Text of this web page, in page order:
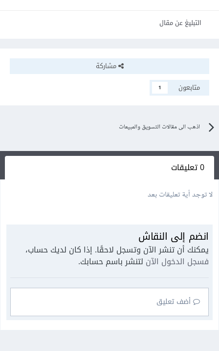
التبليغ عن مقال
مشاركة
متابعون
1
اذهب الى مقالات التسويق والمبيعات
0 تعليقات
لا توجد أية تعليقات بعد
انضم إلى النقاش
يمكنك أن تنشر الآن وتسجل لاحقًا. إذا كان لديك حساب،
فسجل الدخول الآن لتنشر باسم حسابك.
أضف تعليق